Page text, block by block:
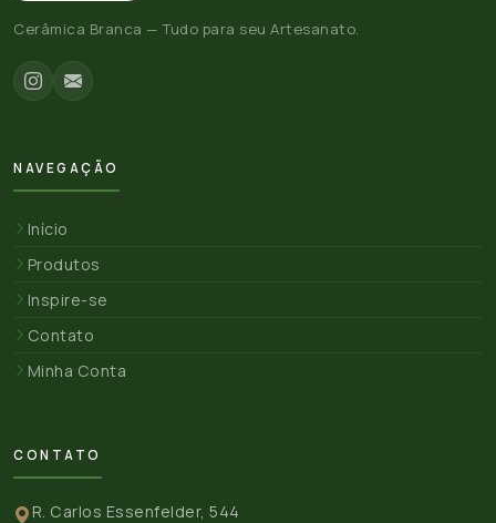
Cerâmica Branca — Tudo para seu Artesanato.
NAVEGAÇÃO
Início
Produtos
Inspire-se
Contato
Minha Conta
CONTATO
R. Carlos Essenfelder, 544